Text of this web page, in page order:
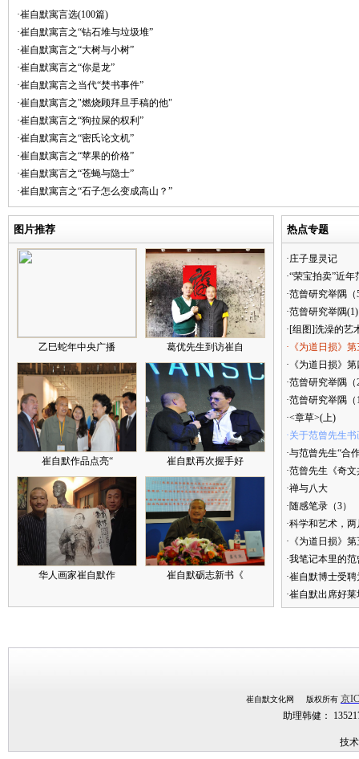
·崔自默寓言选(100篇)
·崔自默寓言之“钻石堆与垃圾堆”
·崔自默寓言之“大树与小树”
·崔自默寓言之“你是龙”
·崔自默寓言之当代“焚书事件”
·崔自默寓言之"燃烧顾拜旦手稿的他"
·崔自默寓言之“狗拉屎的权利”
·崔自默寓言之“密氏论文机”
·崔自默寓言之“苹果的价格”
·崔自默寓言之“苍蝇与隐士”
·崔自默寓言之“石子怎么变成高山？”
图片推荐
乙巳蛇年中央广播 葛优先生到访崔自
崔自默作品点亮“ 崔自默再次握手好
华人画家崔自默作 崔自默砺志新书《
热点专题
·庄子显灵记
·“荣宝拍卖”近
·范曾研究举隅（
·范曾研究举隅(1)
·[组图]洗澡的艺
·《为道日损》
·《为道日损》
·范曾研究举隅（
·范曾研究举隅（
·<章草>(上)
·关于范曾先生
·与范曾先生“合
·范曾先生《奇
·禅与八大
·随感笔录（3）
·科学和艺术，
·《为道日损》
·我笔记本里的
·崔自默博士受
·崔自默出席好
崔自默文化网 版权所有 京
助理韩健：
技